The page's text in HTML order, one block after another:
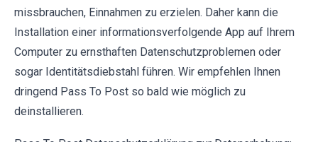
missbrauchen, Einnahmen zu erzielen. Daher kann die
Installation einer informationsverfolgende App auf Ihrem
Computer zu ernsthaften Datenschutzproblemen oder
sogar Identitätsdiebstahl führen. Wir empfehlen Ihnen
dringend Pass To Post so bald wie möglich zu
deinstallieren.